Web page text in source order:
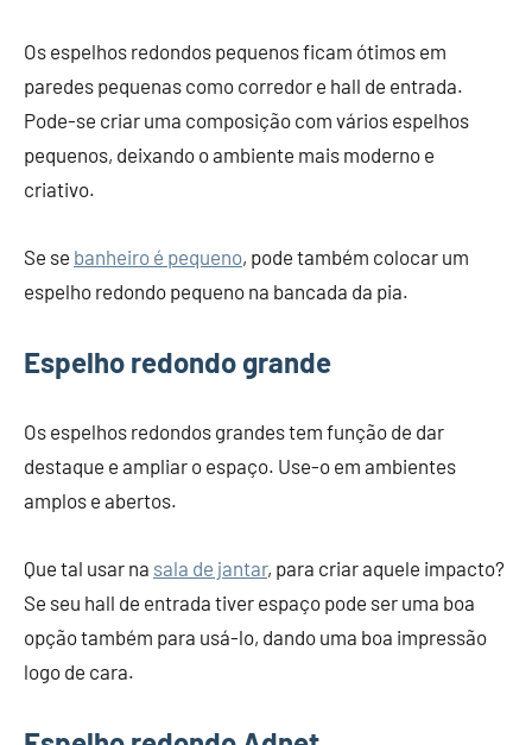
Os espelhos redondos pequenos ficam ótimos em
paredes pequenas como corredor e hall de entrada.
Pode-se criar uma composição com vários espelhos
pequenos, deixando o ambiente mais moderno e
criativo.
Se se banheiro é pequeno, pode também colocar um
espelho redondo pequeno na bancada da pia.
Espelho redondo grande
Os espelhos redondos grandes tem função de dar
destaque e ampliar o espaço. Use-o em ambientes
amplos e abertos.
Que tal usar na sala de jantar, para criar aquele impacto?
Se seu hall de entrada tiver espaço pode ser uma boa
opção também para usá-lo, dando uma boa impressão
logo de cara.